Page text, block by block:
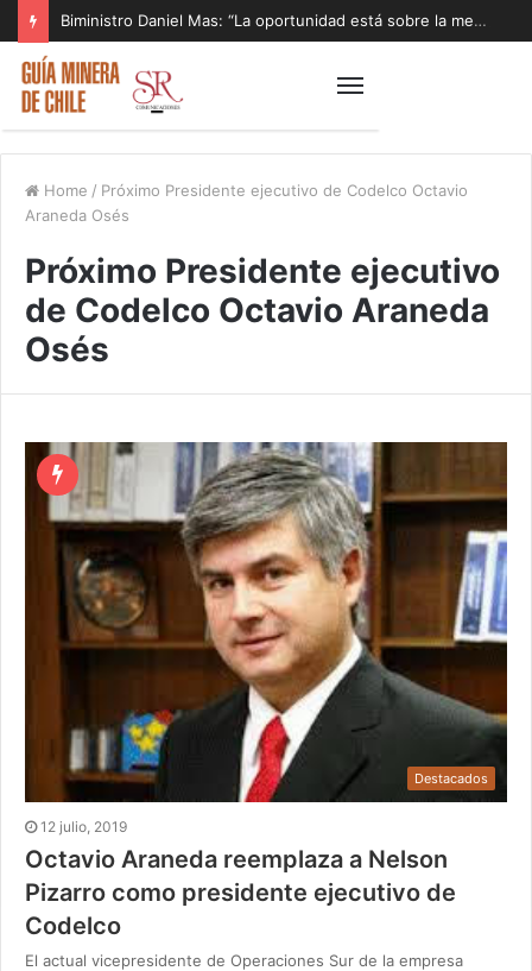
Biministro Daniel Mas: “La oportunidad está sobre la mesa y tenemos que aprovecharla”
Home / Próximo Presidente ejecutivo de Codelco Octavio
Araneda Osés
Próximo Presidente ejecutivo
de Codelco Octavio Araneda
Osés
Destacados
12 julio, 2019
Octavio Araneda reemplaza a Nelson
Pizarro como presidente ejecutivo de
Codelco
El actual vicepresidente de Operaciones Sur de la empresa